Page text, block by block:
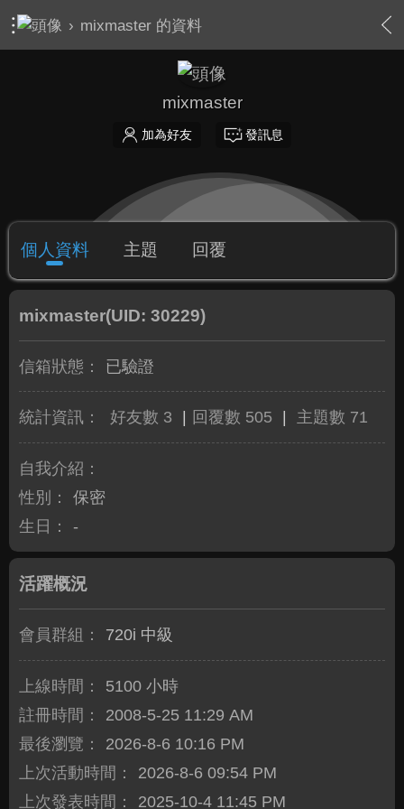
› mixmaster 的資料
mixmaster
加為好友 發訊息
個人資料 主題 回覆
mixmaster(UID: 30229)
信箱狀態： 已驗證
統計資訊： 好友數 3 回覆數 505 主題數 71
自我介紹：
性別：
保密
生日：
-
活躍概況
會員群組： 720i 中級
上線時間：
5100 小時
註冊時間：
2008-5-25 11:29 AM
最後瀏覽：
2026-8-6 10:16 PM
上次活動時間：
2026-8-6 09:54 PM
上次發表時間：
2025-10-4 11:45 PM